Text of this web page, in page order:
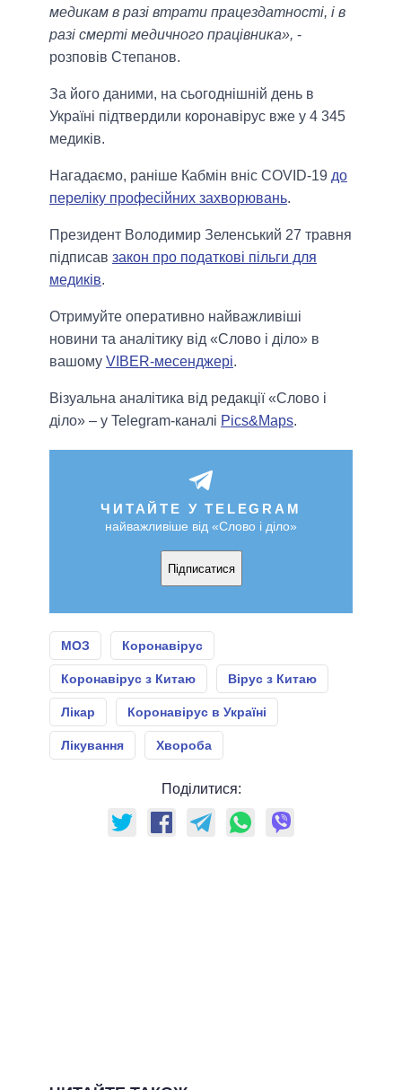
медикам в разі втрати працездатності, і в
разі смерті медичного працівника», -
розповів Степанов.
За його даними, на сьогоднішній день в
Україні підтвердили коронавірус вже у 4 345
медиків.
Нагадаємо, раніше Кабмін вніс COVID-19 до
переліку професійних захворювань.
Президент Володимир Зеленський 27 травня
підписав закон про податкові пільги для
медиків.
Отримуйте оперативно найважливіші
новини та аналітику від «Слово і діло» в
вашому VIBER-месенджері.
Візуальна аналітика від редакції «Слово і
діло» – у Telegram-каналі Pics&Maps.
ЧИТАЙТЕ У TELEGRAM
найважливіше від «Слово і діло»
Підписатися
МОЗ Коронавірус
Коронавірус з Китаю Вірус з Китаю
Лікар Коронавірус в Україні
Лікування Хвороба
Поділитися: